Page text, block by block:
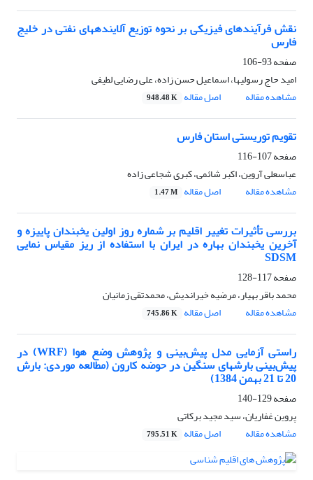
نقش فرآیندهای فیزیکی بر نحوه توزیع آلاینده‏های نفتی در خلیج
فارس
صفحه93-106
امید حاج ‏رسولیها، اسماعیل حسن ‏زاده، علی رضایی لطیفی
مشاهده مقاله
اصل مقاله 948.48 K
تقویم توریستی استان فارس
صفحه107-116
عباسعلی آروین، اکبر شائمی، کبری شجاعی زاده
مشاهده مقاله
اصل مقاله 1.47 M
بررسی ﺗﺄثیرات تغییر اقلیم بر شماره روز اولین یخبندان پاییزه و
آخرین یخبندان بهاره در ایران با استفاده از ریز مقیاس نمایی
SDSM
صفحه117-128
محمد باقر بهیار، مرضیه خیراندیش، محمدتقی زمانیان
مشاهده مقاله
اصل مقاله 745.86 K
راستی آزمایی مدل پیش‌بینی و پژوهش وضع هوا (WRF) در
پیش‌بینی بارشهای سنگین در حوضه کارون (مطالعه موردی: بارش
20 تا 21 بهمن 1384)
صفحه129-140
پروین غفاریان، سید مجید برکاتی
مشاهده مقاله
اصل مقاله 795.51 K